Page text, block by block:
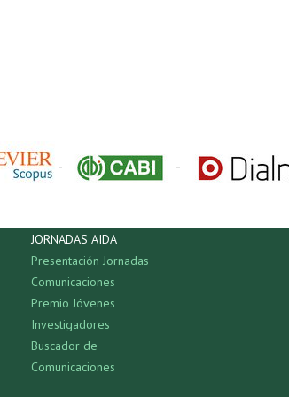
- -
JORNADAS AIDA
Presentación Jornadas
Comunicaciones
Premio Jóvenes
Investigadores
Buscador de
Comunicaciones